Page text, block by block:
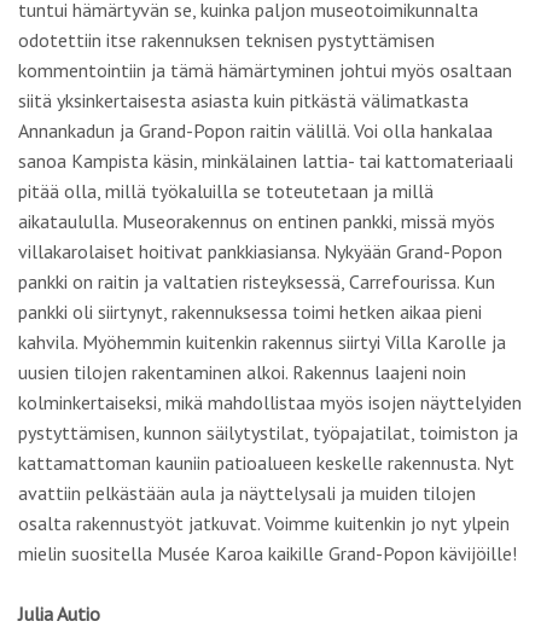
tuntui hämärtyvän se, kuinka paljon museotoimikunnalta
odotettiin itse rakennuksen teknisen pystyttämisen
kommentointiin ja tämä hämärtyminen johtui myös osaltaan
siitä yksinkertaisesta asiasta kuin pitkästä välimatkasta
Annankadun ja Grand-Popon raitin välillä. Voi olla hankalaa
sanoa Kampista käsin, minkälainen lattia- tai kattomateriaali
pitää olla, millä työkaluilla se toteutetaan ja millä
aikataululla. Museorakennus on entinen pankki, missä myös
villakarolaiset hoitivat pankkiasiansa. Nykyään Grand-Popon
pankki on raitin ja valtatien risteyksessä, Carrefourissa. Kun
pankki oli siirtynyt, rakennuksessa toimi hetken aikaa pieni
kahvila. Myöhemmin kuitenkin rakennus siirtyi Villa Karolle ja
uusien tilojen rakentaminen alkoi. Rakennus laajeni noin
kolminkertaiseksi, mikä mahdollistaa myös isojen näyttelyiden
pystyttämisen, kunnon säilytystilat, työpajatilat, toimiston ja
kattamattoman kauniin patioalueen keskelle rakennusta. Nyt
avattiin pelkästään aula ja näyttelysali ja muiden tilojen
osalta rakennustyöt jatkuvat. Voimme kuitenkin jo nyt ylpein
mielin suositella Musée Karoa kaikille Grand-Popon kävijöille!
Julia Autio